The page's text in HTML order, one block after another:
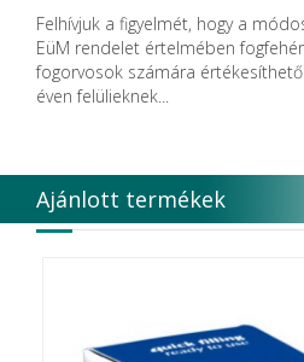
Felhívjuk a figyelmét, hogy a
EüM rendelet értelmében
fogorvosok számára
éven felülieknek...
Ajánlott termékek